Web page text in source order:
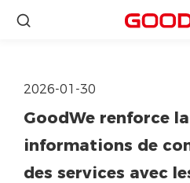
2026-01-30
GoodWe renforce
informations de
des services avec